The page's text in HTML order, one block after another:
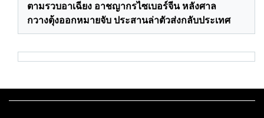
ตามรวบอาเฉียง อาชญากรไซเบอร์จีน หลังศาล
กวางตุ้งออกหมายจับ ประสานล่าตัวส่งกลับประเทศ